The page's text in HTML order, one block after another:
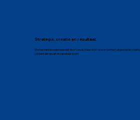
Strategie, creatie en resultaat.
Sterke merken ontstaan niet door toeval, maar door visie en perfect uitgevoerde
content die opvalt en resultaat levert